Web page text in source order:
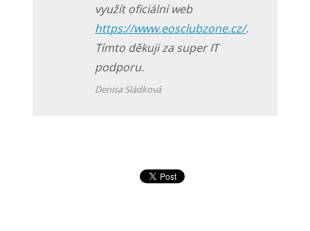
využít oficiální web
https://www.eosclubzone.cz/.
Tímto děkuji za super IT
podporu.
Denisa Sládková